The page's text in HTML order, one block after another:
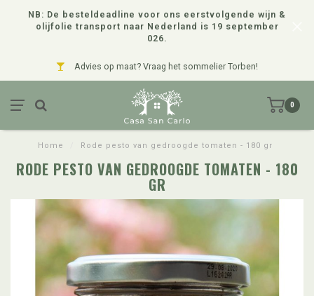
NB: De besteldeadline voor ons eerstvolgende wijn &
olijfolie transport naar Nederland is 19 september
026.
Advies op maat? Vraag het sommelier Torben!
0
Home Rode pesto van gedroogde tomaten - 180 gr
RODE PESTO VAN GEDROOGDE TOMATEN - 180
GR